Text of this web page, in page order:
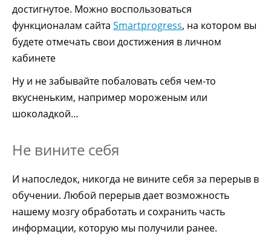
достигнутое. Можно воспользоваться
функционалам сайта Smartprogress, на котором вы
будете отмечать свои достижения в личном
кабинете
Ну и не забывайте побаловать себя чем-то
вкусненьким, например мороженым или
шоколадкой…
Не вините себя
И напоследок, никогда не вините себя за перерыв в
обучении. Любой перерыв дает возможность
нашему мозгу обработать и сохранить часть
информации, которую мы получили ранее.